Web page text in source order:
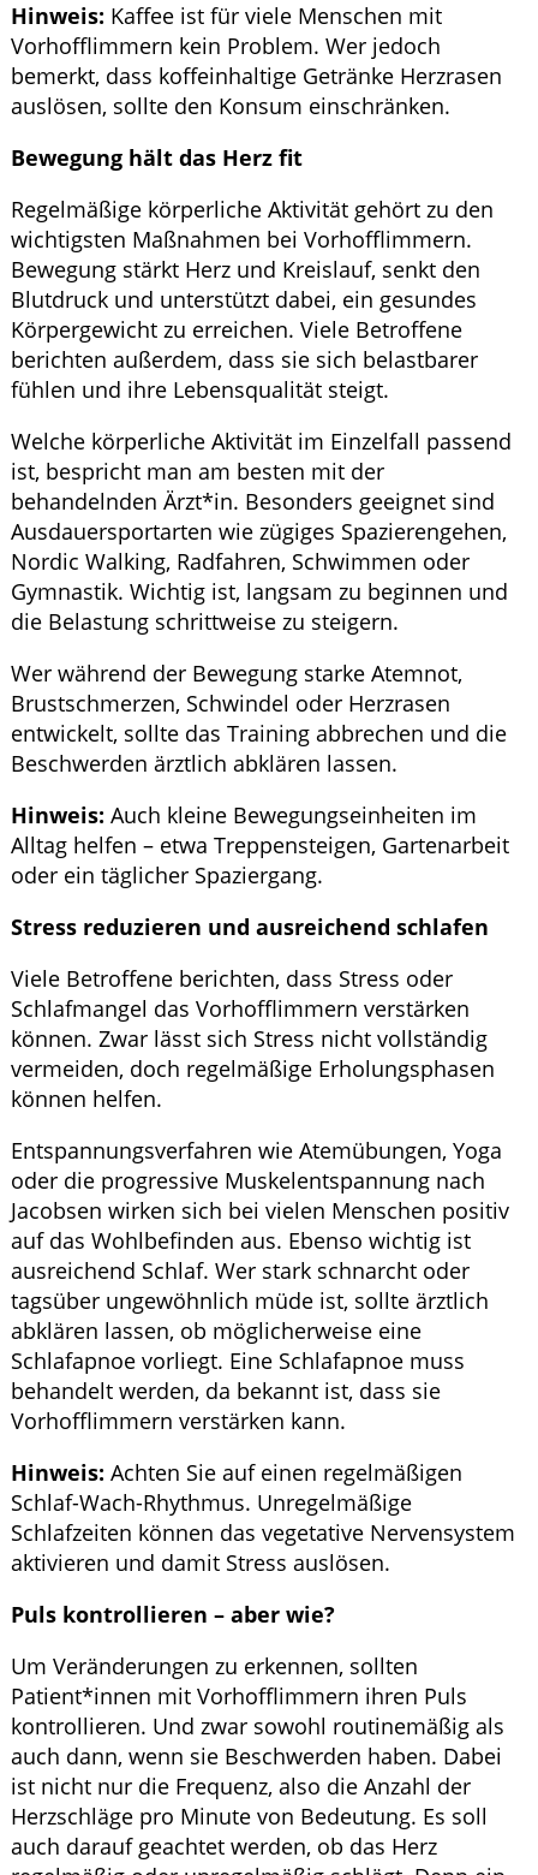
Hinweis: Kaffee ist für viele Menschen mit
Vorhofflimmern kein Problem. Wer jedoch
bemerkt, dass koffeinhaltige Getränke Herzrasen
auslösen, sollte den Konsum einschränken.
Bewegung hält das Herz fit
Regelmäßige körperliche Aktivität gehört zu den
wichtigsten Maßnahmen bei Vorhofflimmern.
Bewegung stärkt Herz und Kreislauf, senkt den
Blutdruck und unterstützt dabei, ein gesundes
Körpergewicht zu erreichen. Viele Betroffene
berichten außerdem, dass sie sich belastbarer
fühlen und ihre Lebensqualität steigt.
Welche körperliche Aktivität im Einzelfall passend
ist, bespricht man am besten mit der
behandelnden Ärzt*in. Besonders geeignet sind
Ausdauersportarten wie zügiges Spazierengehen,
Nordic Walking, Radfahren, Schwimmen oder
Gymnastik. Wichtig ist, langsam zu beginnen und
die Belastung schrittweise zu steigern.
Wer während der Bewegung starke Atemnot,
Brustschmerzen, Schwindel oder Herzrasen
entwickelt, sollte das Training abbrechen und die
Beschwerden ärztlich abklären lassen.
Hinweis: Auch kleine Bewegungseinheiten im
Alltag helfen – etwa Treppensteigen, Gartenarbeit
oder ein täglicher Spaziergang.
Stress reduzieren und ausreichend schlafen
Viele Betroffene berichten, dass Stress oder
Schlafmangel das Vorhofflimmern verstärken
können. Zwar lässt sich Stress nicht vollständig
vermeiden, doch regelmäßige Erholungsphasen
können helfen.
Entspannungsverfahren wie Atemübungen, Yoga
oder die progressive Muskelentspannung nach
Jacobsen wirken sich bei vielen Menschen positiv
auf das Wohlbefinden aus. Ebenso wichtig ist
ausreichend Schlaf. Wer stark schnarcht oder
tagsüber ungewöhnlich müde ist, sollte ärztlich
abklären lassen, ob möglicherweise eine
Schlafapnoe vorliegt. Eine Schlafapnoe muss
behandelt werden, da bekannt ist, dass sie
Vorhofflimmern verstärken kann.
Hinweis: Achten Sie auf einen regelmäßigen
Schlaf-Wach-Rhythmus. Unregelmäßige
Schlafzeiten können das vegetative Nervensystem
aktivieren und damit Stress auslösen.
Puls kontrollieren – aber wie?
Um Veränderungen zu erkennen, sollten
Patient*innen mit Vorhofflimmern ihren Puls
kontrollieren. Und zwar sowohl routinemäßig als
auch dann, wenn sie Beschwerden haben. Dabei
ist nicht nur die Frequenz, also die Anzahl der
Herzschläge pro Minute von Bedeutung. Es soll
auch darauf geachtet werden, ob das Herz